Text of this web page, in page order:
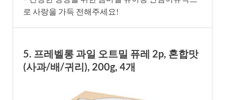
로 사랑을 가득 전해주세요!
5. 프레벨롱 과일 오트밀 퓨레 2p, 혼합맛
(사과/배/귀리), 200g, 4개